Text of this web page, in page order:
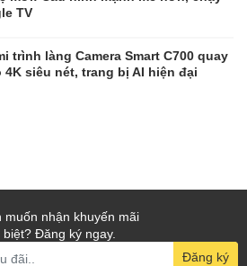
TV
trình làng Camera Smart C700 quay
4K siêu nét, trang bị AI hiện đại
muốn nhận khuyến mãi
biệt? Đăng ký ngay.
Đăng ký